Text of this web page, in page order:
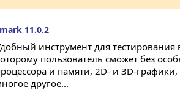
11.0.2
инструмент для тестирования
пользователь сможет без
и памяти, 2D- и 3D-
другое...